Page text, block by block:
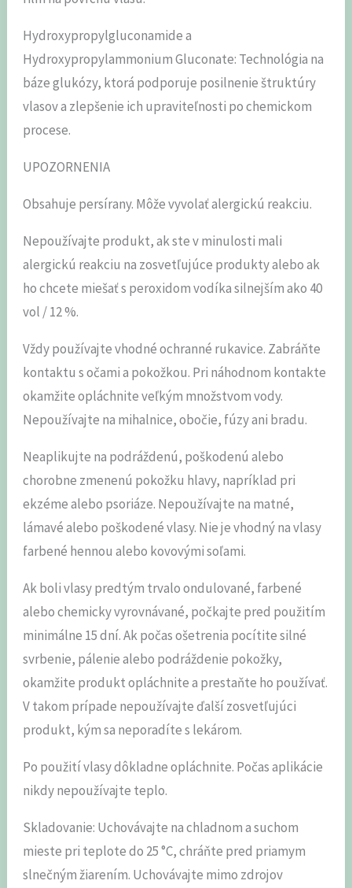
Hydroxypropylgluconamide a
Hydroxypropylammonium Gluconate: Technológia na
báze glukózy, ktorá podporuje posilnenie štruktúry
vlasov a zlepšenie ich upraviteľnosti po chemickom
procese.
UPOZORNENIA
Obsahuje persírany. Môže vyvolať alergickú reakciu.
Nepoužívajte produkt, ak ste v minulosti mali
alergickú reakciu na zosvetľujúce produkty alebo ak
ho chcete miešať s peroxidom vodíka silnejším ako 40
vol / 12 %.
Vždy používajte vhodné ochranné rukavice. Zabráňte
kontaktu s očami a pokožkou. Pri náhodnom kontakte
okamžite opláchnite veľkým množstvom vody.
Nepoužívajte na mihalnice, obočie, fúzy ani bradu.
Neaplikujte na podráždenú, poškodenú alebo
chorobne zmenenú pokožku hlavy, napríklad pri
ekzéme alebo psoriáze. Nepoužívajte na matné,
lámavé alebo poškodené vlasy. Nie je vhodný na vlasy
farbené hennou alebo kovovými soľami.
Ak boli vlasy predtým trvalo ondulované, farbené
alebo chemicky vyrovnávané, počkajte pred použitím
minimálne 15 dní. Ak počas ošetrenia pocítite silné
svrbenie, pálenie alebo podráždenie pokožky,
okamžite produkt opláchnite a prestaňte ho používať.
V takom prípade nepoužívajte ďalší zosvetľujúci
produkt, kým sa neporadíte s lekárom.
Po použití vlasy dôkladne opláchnite. Počas aplikácie
nikdy nepoužívajte teplo.
Skladovanie: Uchovávajte na chladnom a suchom
mieste pri teplote do 25 °C, chráňte pred priamym
slnečným žiarením. Uchovávajte mimo zdrojov